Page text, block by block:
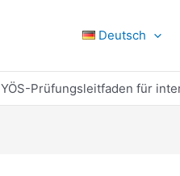
Deutsch
YÖS-Prüfungsleitfaden für